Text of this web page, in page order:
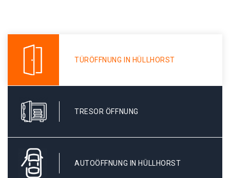
TÜRÖFFNUNG IN HÜLLHORST
TRESOR ÖFFNUNG
AUTOÖFFNUNG IN HÜLLHORST